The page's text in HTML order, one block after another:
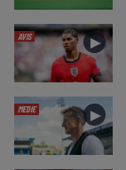
AVIS ►
MEDIE ►